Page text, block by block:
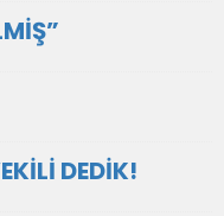
DEDİK!